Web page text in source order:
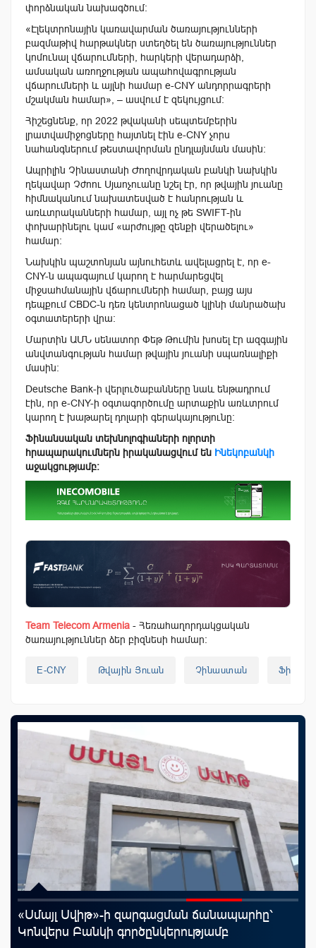
փորձնական նախագծում:
«Էլեկտրոնային կառավարման ծառայությունների
բազմաթիվ հարթակներ ստեղծել են ծառայություններ
կոմունալ վճարումների, հարկերի վերադարձի,
ամսական առողջության ապահովագրության
վճարումների և այլնի համար e-CNY անդորրագրերի
մշակման համար», – ասվում է զեկույցում:
Հիշեցնենք, որ 2022 թվականի սեպտեմբերին
լրատվամիջոցները հայտնել էին e-CNY չորս
նահանգներում թեստավորման ընդլայնման մասին:
Ապրիլին Չինաստանի Ժողովրդական բանկի նախկին
ղեկավար Չժոու Սյաոչուանը նշել էր, որ թվային յուանը
հիմնականում նախատեսված է հանրության և
առևտրականների համար, այլ ոչ թե SWIFT-ին
փոխարինելու կամ «արժույթը զենքի վերածելու»
համար։
Նախկին պաշտոնյան այնուհետև ավելացրել է, որ e-
CNY-ն ապագայում կարող է հարմարեցվել
միջսահմանային վճարումների համար, բայց այս
դեպքում CBDC-ն դեռ կենտրոնացած կլինի մանրածախ
օգտատերերի վրա:
Մարտին ԱՄՆ սենատոր Փեթ Թումին խոսել էր ազգային
անվտանգության համար թվային յուանի սպառնալիքի
մասին։
Deutsche Bank-ի վերլուծաբանները նաև ենթադրում
էին, որ e-CNY-ի օգտագործումը արտաքին առևտրում
կարող է խաթարել դոլարի գերակայությունը։
Ֆինանսական տեխնոլոգիաների ոլորտի
հրապարակումներն իրականացվում են Ինեկոբանկի
աջակցությամբ։
Team Telecom Armenia - Հեռահաղորդակցական
ծառայություններ ձեր բիզնեսի համար:
E-CNY Թվային Յուան Չինաստան
«Սմայլ Սվիթ»-ի զարգացման ճանապարհը՝
Կոնվերս Բանկի գործընկերությամբ